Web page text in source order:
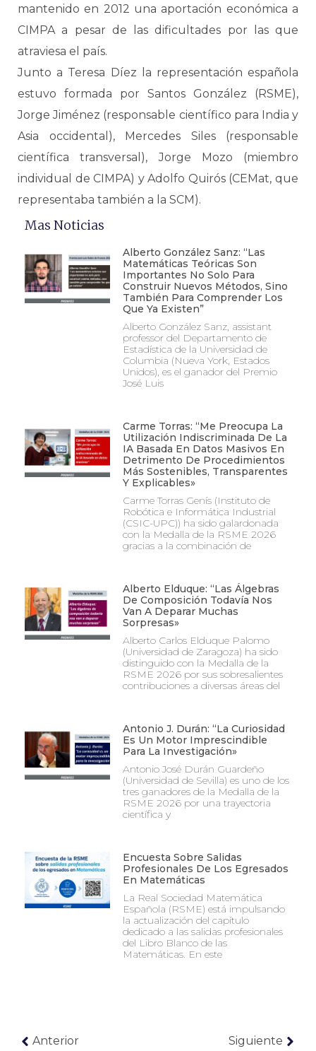
mantenido en 2012 una aportación económica a
CIMPA a pesar de las dificultades por las que
atraviesa el país.
Junto a Teresa Díez la representación española
estuvo formada por Santos González (RSME),
Jorge Jiménez (responsable científico para India y
Asia occidental), Mercedes Siles (responsable
científica transversal), Jorge Mozo (miembro
individual de CIMPA) y Adolfo Quirós (CEMat, que
representaba también a la SCM).
Mas Noticias
Alberto González Sanz: “Las
Matemáticas Teóricas Son
Importantes No Solo Para
Construir Nuevos Métodos, Sino
También Para Comprender Los
Que Ya Existen”
Alberto González Sanz, assistant
professor del Departamento de
Estadística de la Universidad de
Columbia (Nueva York, Estados
Unidos), es el ganador del Premio
José Luis
Carme Torras: “Me Preocupa La
Utilización Indiscriminada De La
IA Basada En Datos Masivos En
Detrimento De Procedimientos
Más Sostenibles, Transparentes
Y Explicables»
Carme Torras Genís (Instituto de
Robótica e Informática Industrial
(CSIC-UPC)) ha sido galardonada
con la Medalla de la RSME 2026
gracias a la combinación de
Alberto Elduque: “Las Álgebras
De Composición Todavía Nos
Van A Deparar Muchas
Sorpresas»
Alberto Carlos Elduque Palomo
(Universidad de Zaragoza) ha sido
distinguido con la Medalla de la
RSME 2026 por sus sobresalientes
contribuciones a diversas áreas del
Antonio J. Durán: “La Curiosidad
Es Un Motor Imprescindible
Para La Investigación»
Antonio José Durán Guardeño
(Universidad de Sevilla) es uno de los
tres ganadores de la Medalla de la
RSME 2026 por una trayectoria
científica y
Encuesta Sobre Salidas
Profesionales De Los Egresados
En Matemáticas
La Real Sociedad Matemática
Española (RSME) está impulsando
la actualización del capítulo
dedicado a las salidas profesionales
del Libro Blanco de las
Matemáticas. En este
Anterior Siguiente